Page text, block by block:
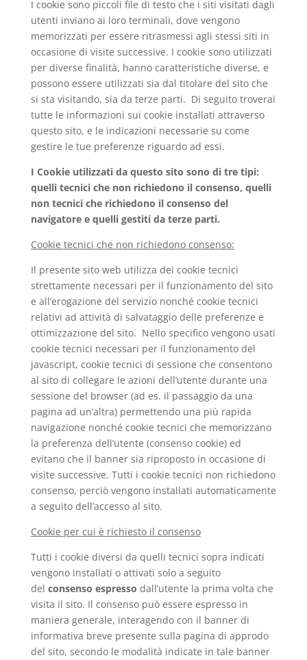
I cookie sono piccoli file di testo che i siti visitati dagli
utenti inviano ai loro terminali, dove vengono
memorizzati per essere ritrasmessi agli stessi siti in
occasione di visite successive. I cookie sono utilizzati
per diverse finalità, hanno caratteristiche diverse, e
possono essere utilizzati sia dal titolare del sito che
si sta visitando, sia da terze parti. Di seguito troverai
tutte le informazioni sui cookie installati attraverso
questo sito, e le indicazioni necessarie su come
gestire le tue preferenze riguardo ad essi.
I Cookie utilizzati da questo sito sono di tre tipi:
quelli tecnici che non richiedono il consenso, quelli
non tecnici che richiedono il consenso del
navigatore e quelli gestiti da terze parti.
Cookie tecnici che non richiedono consenso:
Il presente sito web utilizza dei cookie tecnici
strettamente necessari per il funzionamento del sito
e all’erogazione del servizio nonché cookie tecnici
relativi ad attività di salvataggio delle preferenze e
ottimizzazione del sito. Nello specifico vengono usati
cookie tecnici necessari per il funzionamento del
javascript, cookie tecnici di sessione che consentono
al sito di collegare le azioni dell’utente durante una
sessione del browser (ad es. il passaggio da una
pagina ad un’altra) permettendo una più rapida
navigazione nonché cookie tecnici che memorizzano
la preferenza dell’utente (consenso cookie) ed
evitano che il banner sia riproposto in occasione di
visite successive. Tutti i cookie tecnici non richiedono
consenso, perciò vengono installati automaticamente
a seguito dell’accesso al sito.
Cookie per cui è richiesto il consenso
Tutti i cookie diversi da quelli tecnici sopra indicati
vengono installati o attivati solo a seguito
del consenso espresso dall’utente la prima volta che
visita il sito. Il consenso può essere espresso in
maniera generale, interagendo con il banner di
informativa breve presente sulla pagina di approdo
del sito, secondo le modalità indicate in tale banner